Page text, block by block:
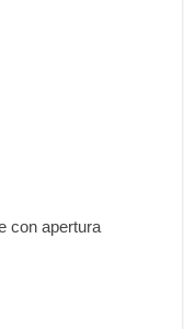
con apertura